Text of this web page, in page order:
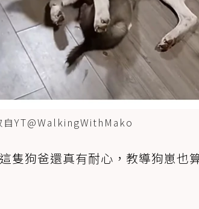
自YT@WalkingWithMako
隻狗爸還真有耐心，教導狗崽也